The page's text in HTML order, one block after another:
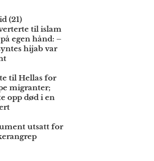
(21)
til islam
egen hånd: –
hijab var
til Hellas for
migranter;
opp død i en
utsatt for